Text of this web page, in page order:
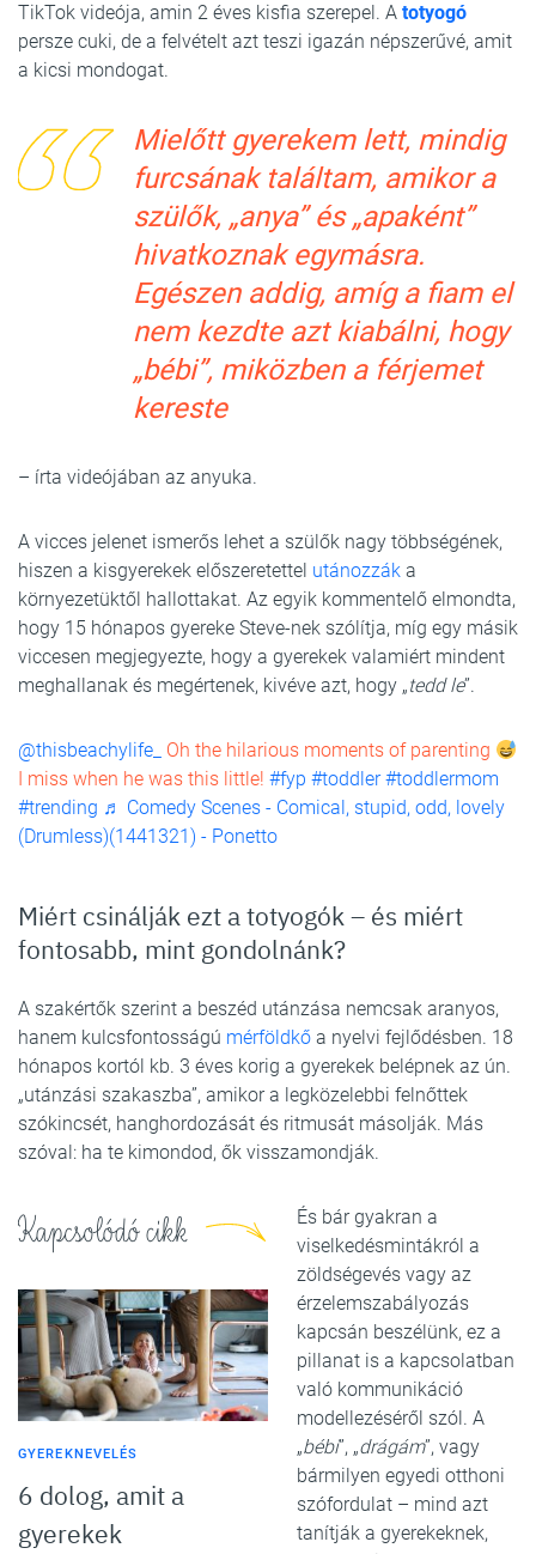
TikTok videója, amin 2 éves kisfia szerepel. A totyogó
persze cuki, de a felvételt azt teszi igazán népszerűvé, amit
a kicsi mondogat.
Mielőtt gyerekem lett, mindig
furcsának találtam, amikor a
szülők, „anya” és „apaként”
hivatkoznak egymásra.
Egészen addig, amíg a fiam el
nem kezdte azt kiabálni, hogy
„bébi”, miközben a férjemet
kereste
– írta videójában az anyuka.
A vicces jelenet ismerős lehet a szülők nagy többségének,
hiszen a kisgyerekek előszeretettel utánozzák a
környezetüktől hallottakat. Az egyik kommentelő elmondta,
hogy 15 hónapos gyereke Steve-nek szólítja, míg egy másik
viccesen megjegyezte, hogy a gyerekek valamiért mindent
meghallanak és megértenek, kivéve azt, hogy „tedd le”.
@thisbeachylife_
Oh the hilarious moments of parenting
I miss when he was this little! #fyp #toddler #toddlermom
#trending ♬ Comedy Scenes - Comical, stupid, odd, lovely
(Drumless)(1441321) - Ponetto
Miért csinálják ezt a totyogók – és miért
fontosabb, mint gondolnánk?
A szakértők szerint a beszéd utánzása nemcsak aranyos,
hanem kulcsfontosságú mérföldkő a nyelvi fejlődésben. 18
hónapos kortól kb. 3 éves korig a gyerekek belépnek az ún.
„utánzási szakaszba”, amikor a legközelebbi felnőttek
szókincsét, hanghordozását és ritmusát másolják. Más
szóval: ha te kimondod, ők visszamondják.
Kapcsolódó cikk
GYEREKNEVELÉS
6 dolog, amit a
gyerekek
És bár gyakran a
viselkedésmintákról a
zöldségevés vagy az
érzelemszabályozás
kapcsán beszélünk, ez a
pillanat is a kapcsolatban
való kommunikáció
modellezéséről szól. A
„bébi”, „drágám”, vagy
bármilyen egyedi otthoni
szófordulat – mind azt
tanítják a gyerekeknek,